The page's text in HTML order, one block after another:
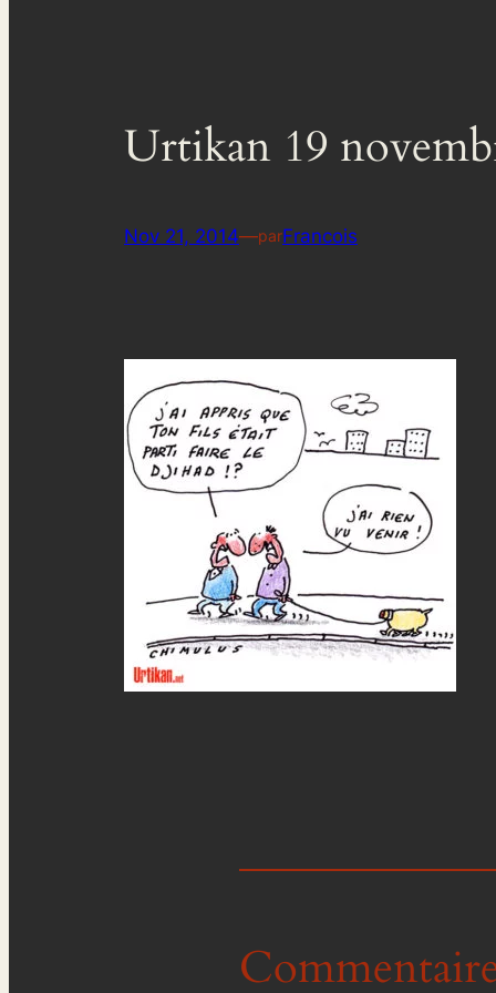
Urtikan 19
Nov 21, 2014—parFrancois